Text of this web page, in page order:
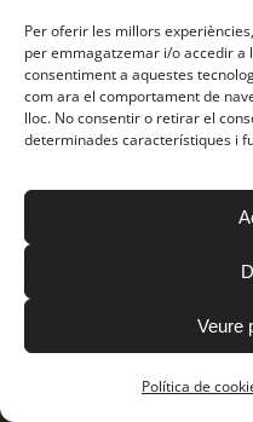
Per oferir les millors
per emmagatzemar i/o accedir a
consentiment a aquestes
com ara el comportament de
lloc. No consentir o retirar el
determinades característiques i
Veure
Política de